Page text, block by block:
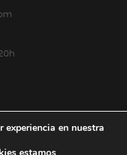
en nuestra